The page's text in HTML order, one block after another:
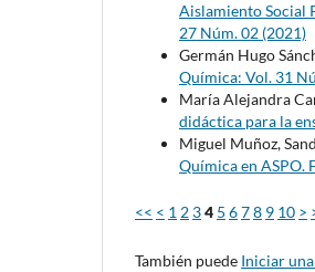
Aislamiento Social
27 Núm. 02 (2021)
Germán Hugo
Química: Vol. 31
María Alejandra
didáctica para la
Miguel Muñoz,
Química en ASPO.
<< < 12 34 5 678 9 10 >
También puede Iniciar